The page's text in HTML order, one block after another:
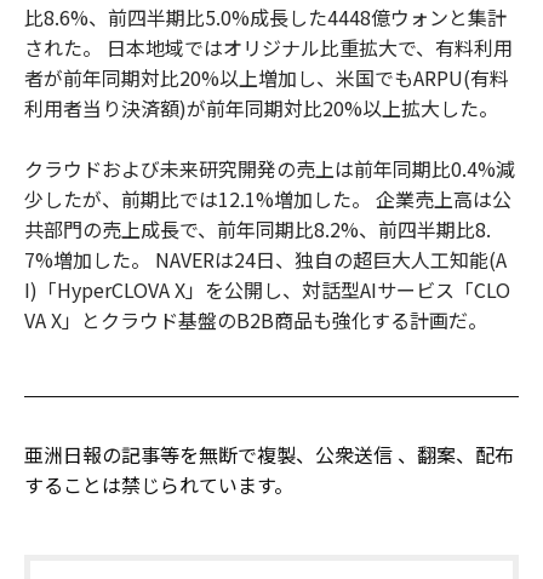
比8.6%、前四半期比5.0%成長した4448億ウォンと集計
された。 日本地域ではオリジナル比重拡大で、有料利用
者が前年同期対比20%以上増加し、米国でもARPU(有料
利用者当り決済額)が前年同期対比20%以上拡大した。
クラウドおよび未来研究開発の売上は前年同期比0.4%減
少したが、前期比では12.1%増加した。 企業売上高は公
共部門の売上成長で、前年同期比8.2%、前四半期比8.
7%増加した。 NAVERは24日、独自の超巨大人工知能(A
I)「HyperCLOVA X」を公開し、対話型AIサービス「CLO
VA X」とクラウド基盤のB2B商品も強化する計画だ。
亜洲日報の記事等を無断で複製、公衆送信 、翻案、配布
することは禁じられています。